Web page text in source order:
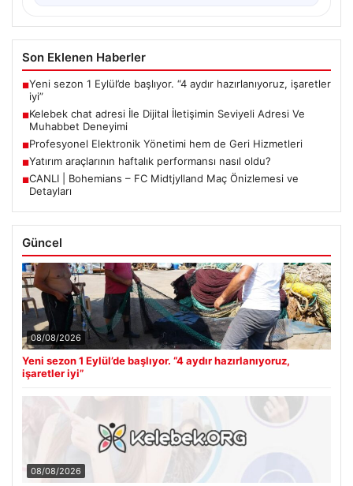
Son Eklenen Haberler
■Yeni sezon 1 Eylül’de başlıyor. “4 aydır hazırlanıyoruz, işaretler
iyi”
■Kelebek chat adresi İle Dijital İletişimin Seviyeli Adresi Ve
Muhabbet Deneyimi
■Profesyonel Elektronik Yönetimi hem de Geri Hizmetleri
■Yatırım araçlarının haftalık performansı nasıl oldu?
■CANLI | Bohemians – FC Midtjylland Maç Önizlemesi ve
Detayları
Güncel
08/08/2026
Yeni sezon 1 Eylül’de başlıyor. “4 aydır hazırlanıyoruz,
işaretler iyi”
08/08/2026